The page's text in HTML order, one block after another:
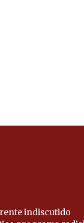
indiscutido